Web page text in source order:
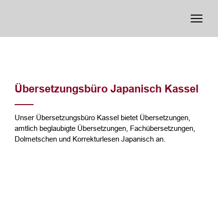
Übersetzungsbüro Japanisch Kassel
Unser Übersetzungsbüro Kassel bietet Übersetzungen,
amtlich beglaubigte Übersetzungen, Fachübersetzungen,
Dolmetschen und Korrekturlesen Japanisch an.